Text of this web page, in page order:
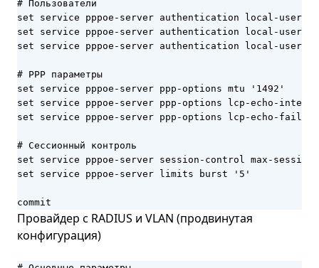
# Пользователи
set service pppoe-server authentication local-users
set service pppoe-server authentication local-users
set service pppoe-server authentication local-
# PPP параметры
set service pppoe-server ppp-options mtu '1492'
set service pppoe-server ppp-options lcp-echo-
set service pppoe-server ppp-options lcp-echo-
# Сессионный контроль
set service pppoe-server session-control max-
set service pppoe-server limits burst '5'
commit
Провайдер с RADIUS и VLAN (продвинутая
конфигурация)